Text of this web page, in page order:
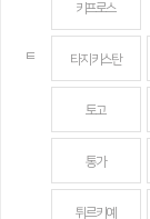
키프로스
ㅌ 타지키스탄
토고
통가
튀르키예